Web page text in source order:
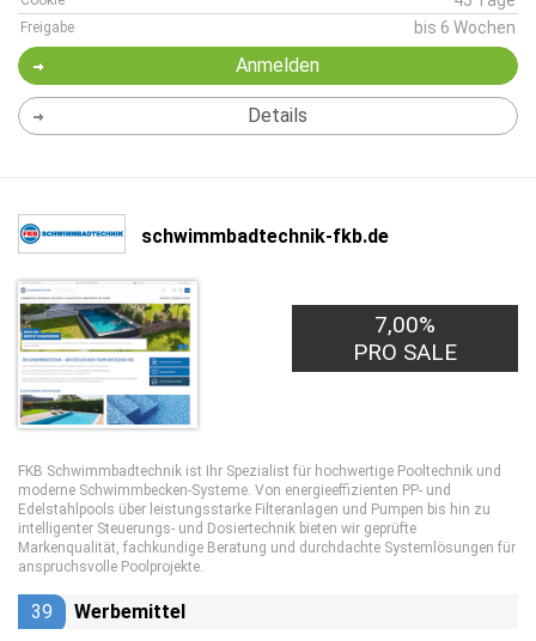
Freigabe bis 6 Wochen
Anmelden
Details
schwimmbadtechnik-fkb.de
7,00%
PRO SALE
FKB Schwimmbadtechnik ist Ihr Spezialist für hochwertige Pooltechnik und
moderne Schwimmbecken-Systeme. Von energieeffizienten PP- und
Edelstahlpools über leistungsstarke Filteranlagen und Pumpen bis hin zu
intelligenter Steuerungs- und Dosiertechnik bieten wir geprüfte
Markenqualität, fachkundige Beratung und durchdachte Systemlösungen für
anspruchsvolle Poolprojekte.
39 Werbemittel